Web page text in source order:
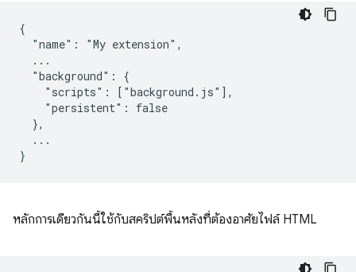
{
  "name": "My extension",
  ...
  "background": {
    "scripts": ["background.js"],
    "persistent": false
  },
  ...
หลักการเดียวกันนี้ใช้กับสคริปต์พื้นหลังที่ต้องอาศัยไฟล์ HTML